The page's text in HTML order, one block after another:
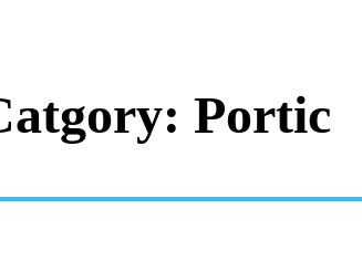
Portic